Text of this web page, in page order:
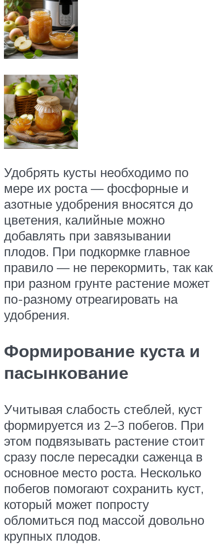
Удобрять кусты необходимо по
мере их роста — фосфорные и
азотные удобрения вносятся до
цветения, калийные можно
добавлять при завязывании
плодов. При подкормке главное
правило — не перекормить, так как
при разном грунте растение может
по-разному отреагировать на
удобрения.
Формирование куста и
пасынкование
Учитывая слабость стеблей, куст
формируется из 2–3 побегов. При
этом подвязывать растение стоит
сразу после пересадки саженца в
основное место роста. Несколько
побегов помогают сохранить куст,
который может попросту
обломиться под массой довольно
крупных плодов.